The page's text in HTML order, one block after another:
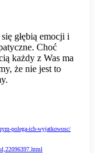
głębią emocji i
Choć
każdy z Was ma
że nie jest to
polega-ich-wyjatkowosc/